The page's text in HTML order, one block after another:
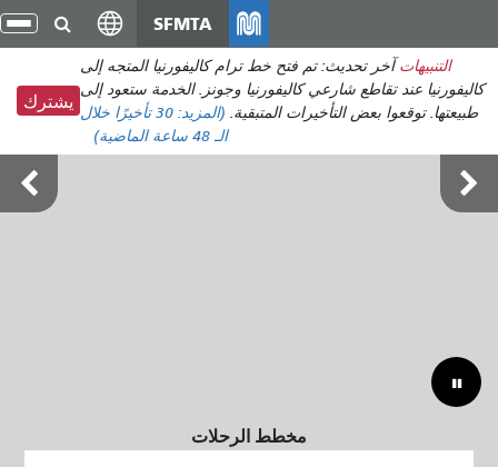
انتقل
إلى
المحتوى
الرئيسي
SFMTA
التنبيهات آخر تحديث: تم فتح خط ترام كاليفورنيا المتجه إلى
كاليفورنيا عند تقاطع شارعي كاليفورنيا وجونز. الخدمة ستعود إلى
طبيعتها. توقعوا بعض التأخيرات المتبقية. (المزيد: 30 تأخيرًا
خلال
الـ 48 ساعة الماضية)
يشترك
مخطط الرحلات